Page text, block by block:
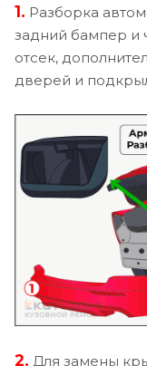
1. Разборка
задний бампер и
отсек,
дверей и
2. Для замены